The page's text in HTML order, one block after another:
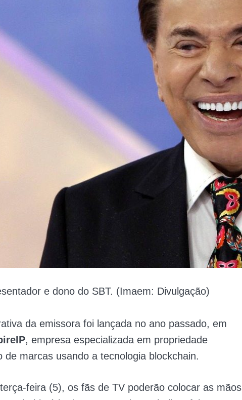
e dono do SBT. (Imaem: Divulgação)
da emissora foi lançada no ano passado, em
, empresa especializada em propriedade
de marcas usando a tecnologia blockchain.
feira (5), os fãs de TV poderão colocar as mãos